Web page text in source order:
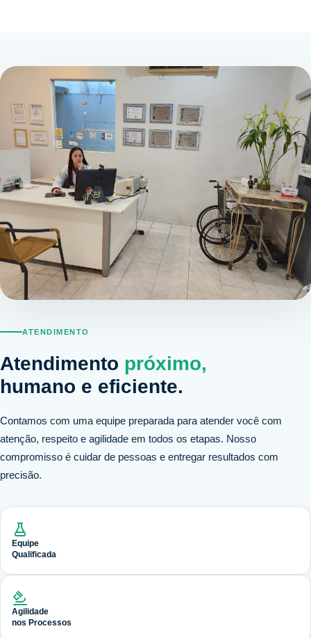
ATENDIMENTO
Atendimento próximo,
humano e eficiente.
Contamos com uma equipe preparada para atender você com
atenção, respeito e agilidade em todos os etapas. Nosso
compromisso é cuidar de pessoas e entregar resultados com
precisão.
Equipe
Qualificada
Agilidade
nos Processos